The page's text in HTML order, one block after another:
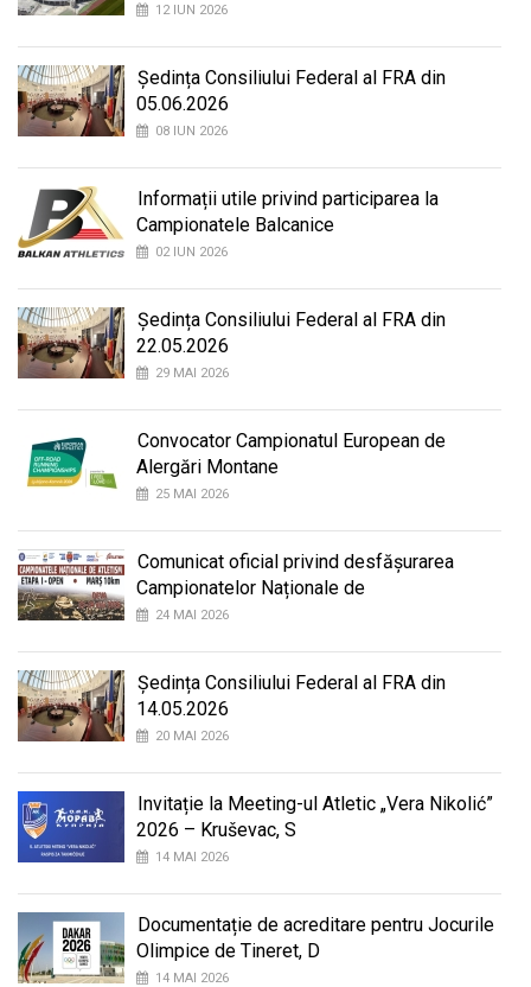
12 IUN 2026
Ședința Consiliului Federal al FRA din
05.06.2026
08 IUN 2026
Informații utile privind participarea la
Campionatele Balcanice
02 IUN 2026
Ședința Consiliului Federal al FRA din
22.05.2026
29 MAI 2026
Convocator Campionatul European de
Alergări Montane
25 MAI 2026
Comunicat oficial privind desfășurarea
Campionatelor Naționale de
24 MAI 2026
Ședința Consiliului Federal al FRA din
14.05.2026
20 MAI 2026
Invitație la Meeting-ul Atletic „Vera Nikolić”
2026 – Kruševac, S
14 MAI 2026
Documentație de acreditare pentru Jocurile
Olimpice de Tineret, D
14 MAI 2026